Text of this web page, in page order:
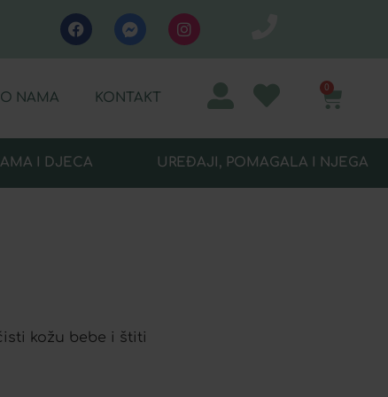
O NAMA KONTAKT
0
I DJECA UREĐAJI, POMAGALA I NJEGA
kožu bebe i štiti